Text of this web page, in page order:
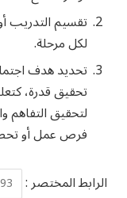
تقسيم التدريب
لكل مرحلة.
تحديد هدف
تحقيق قدرة،
لتحقيق التفاهم
فرص عمل أو
الرابط المختصر :